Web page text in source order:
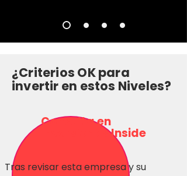
¿Criterios OK para
invertir en estos Niveles?
Consulta en
Inversionas Inside
Tras revisar esta empresa y su